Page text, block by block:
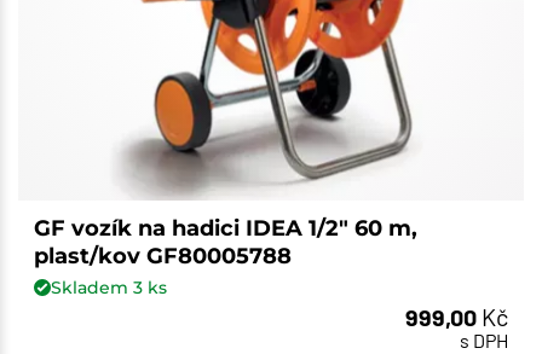
GF vozík na hadici IDEA 1/2" 60 m,
plast/kov GF80005788
Skladem 3ks
999,00 Kč
s DPH